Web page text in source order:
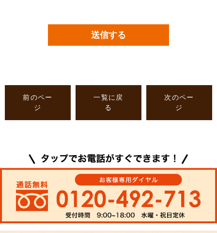
前のペー
ジ
一覧に戻
る
次のペー
ジ